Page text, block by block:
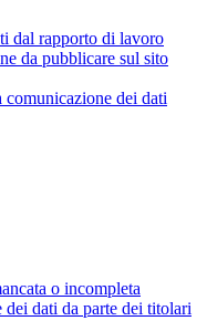
dal rapporto di lavoro
da pubblicare sul sito
comunicazione dei dati
o incompleta
dei dati da parte dei titolari